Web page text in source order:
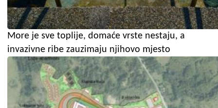
More je sve toplije, domaće vrste nestaju, a
invazivne ribe zauzimaju njihovo mjesto